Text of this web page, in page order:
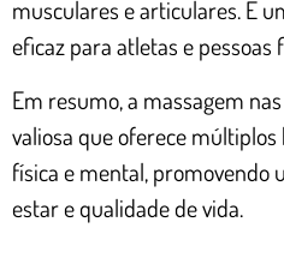
musculares e articulares. É
eficaz para atletas e pessoas
Em resumo, a massagem
valiosa que oferece
física e mental, promovendo
estar e qualidade de vida.